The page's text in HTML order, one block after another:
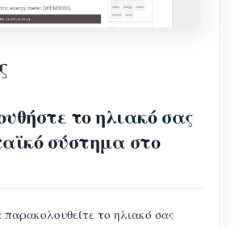
το ηλιακό σας
σύστημα στο
παρακολουθείτε το ηλιακό σας